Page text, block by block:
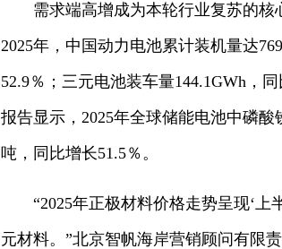
需求端高增成为本轮行业复苏的
2025年，中国动力电池累计装机量达
52.9％；三元电池装车量144.1GWh，
报告显示，2025年全球储能电池中磷
吨，同比增长51.5％。
“2025年正极材料价格走势呈现‘
元材料。”北京智帆海岸营销顾问有限